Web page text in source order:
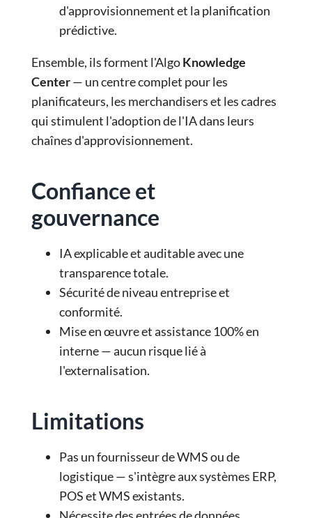
d'approvisionnement et la planification
prédictive.
Ensemble, ils forment l'AlgoKnowledge
Center— un centre complet pour les
planificateurs, les merchandisers et les cadres
qui stimulent l'adoption de l'IA dans leurs
chaînes d'approvisionnement.
Confiance et
gouvernance
IA explicable et auditable avec une
transparence totale.
Sécurité de niveau entreprise et
conformité.
Mise en œuvre et assistance 100% en
interne — aucun risque lié à
l'externalisation.
Limitations
Pas un fournisseur de WMS ou de
logistique — s'intègre aux systèmes ERP,
POS et WMS existants.